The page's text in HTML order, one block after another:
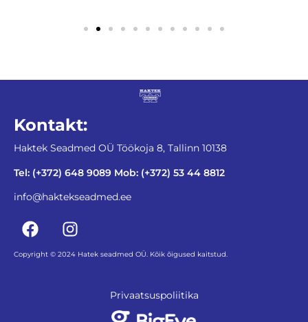
Kontakt:
Haktek Seadmed OÜ Töökoja 8, Tallinn 10138
Tel: (+372) 648 9089 Mob: (+372) 53 44 8812
info@haktekseadmed.ee
Copyright © 2024 Hatek seadmed OÜ. Kõik õigused kaitstud.
Privaatsuspoliitika